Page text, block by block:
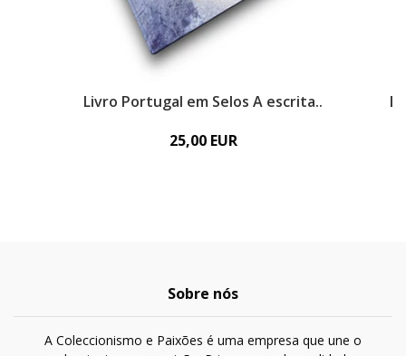
Livro Portugal em Selos A escrita..
25,00 EUR
Sobre nós
A Coleccionismo e Paixões é uma empresa que une o